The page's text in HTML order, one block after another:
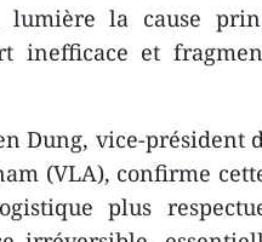
lumière la cause
inefficace et
Dung, vice-président
(VLA), confirme
plus